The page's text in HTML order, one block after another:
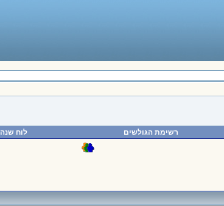
רשימת הגולשים לוח שנה